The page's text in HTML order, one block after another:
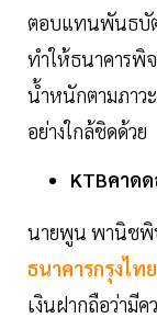
ตอบแทนพันธบัต
ทำให้ธนาคารพิ
นํ้าหนักตามภาว
อย่างใกล้ชิดด้วย
KTBคาด
นายพูน พานิชพิ
ธนาคารกรุงไทย
เงินฝากถือว่ามี